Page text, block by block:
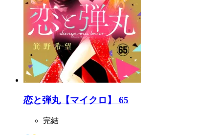
恋と弾丸【マイクロ】 65
完結